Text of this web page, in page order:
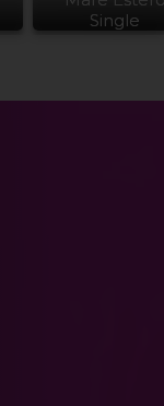
Single